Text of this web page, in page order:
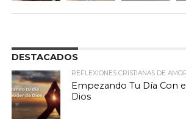
DESTACADOS
REFLEXIONES CRISTIANAS DE
Empezando Tu Día Con
Dios